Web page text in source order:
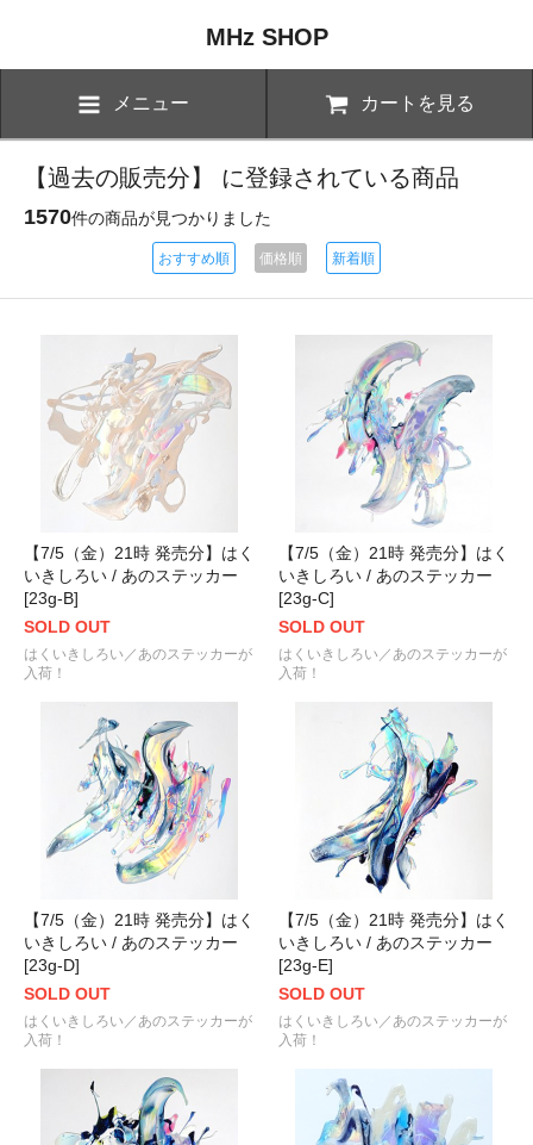
MHz SHOP
メニュー カートを見る
【過去の販売分】 に登録されている商品
1570件の商品が見つかりました
おすすめ順 価格順 新着順
【7/5（金）21時 発売分】はく
いきしろい / あのステッカー
[23g-B]
SOLD OUT
はくいきしろい／あのステッカーが
入荷！
【7/5（金）21時 発売分】はく
いきしろい / あのステッカー
[23g-C]
SOLD OUT
はくいきしろい／あのステッカーが
入荷！
【7/5（金）21時 発売分】はく
いきしろい / あのステッカー
[23g-D]
SOLD OUT
はくいきしろい／あのステッカーが
入荷！
【7/5（金）21時 発売分】はく
いきしろい / あのステッカー
[23g-E]
SOLD OUT
はくいきしろい／あのステッカーが
入荷！